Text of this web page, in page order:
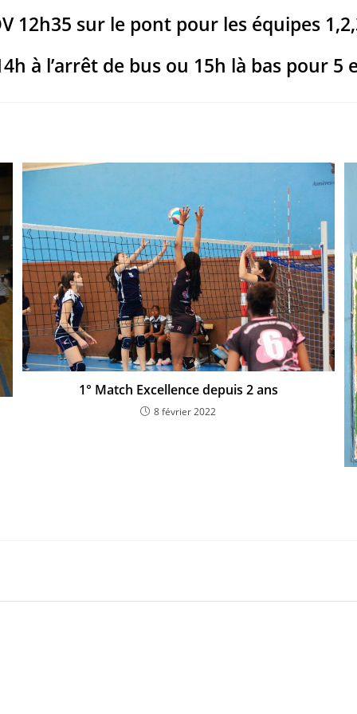
12h35 sur le pont pour les équipes
à l’arrêt de bus ou 15h là bas pour 5
1° Match Excellence depuis 2 ans
8 février 2022